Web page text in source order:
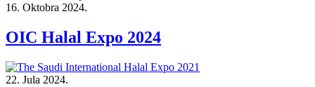
16. Oktobra 2024.
OIC Halal Expo 2024
22. Jula 2024.